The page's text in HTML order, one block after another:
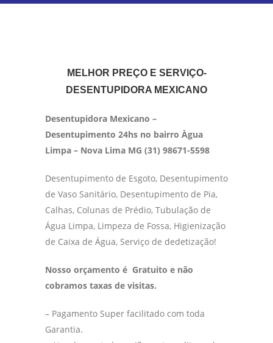
MELHOR PREÇO E SERVIÇO-
DESENTUPIDORA MEXICANO
Desentupidora Mexicano –
Desentupimento 24hs no bairro Àgua
Limpa – Nova Lima MG (31) 98671-5598
Desentupimento de Esgoto, Desentupimento
de Vaso Sanitário, Desentupimento de Pia,
Calhas, Colunas de Prédio, Tubulação de
Água Limpa, Limpeza de Fossa, Higienização
de Caixa de Água, Serviço de dedetização!
Nosso orçamento é Gratuito e não
cobramos taxas de visitas.
– Pagamento Super facilitado com toda
Garantia.